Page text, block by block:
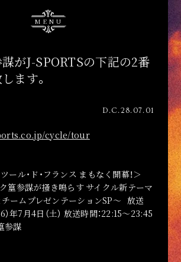
MENU
がJ-SPORTSの下記の2番
ます。
D.C.28.07.01
cycle/tour
ル・ド・フランス まもなく開幕！＞
篁参謀が掻き鳴らす サイクル新テーマ
ームプレゼンテーションSP～ 放送
）年7月4日（土） 放送時間：22:15～23:45
参謀